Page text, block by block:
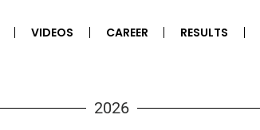
VIDEOS CAREER RESULTS
2026